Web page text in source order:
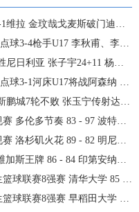
玟哉戈麦斯破门迪亚斯替补建功
李秋甫、李文博失点王启戎扑点
亚 张子宇24+11 杨舒予12+6
U17将战阿森纳 江宇涵替补两扑点
败 张玉宁传射达万双响法比奥破门
多节奏 83 - 97 波特兰火焰 集锦
花 89 - 82 明尼苏达山猫 全场集锦
86 - 84 印第安纳狂热 全场集锦
赛 清华大学 85 - 81 菲律宾大学 集锦
早稻田大学 78 - 71 高丽大学 集锦